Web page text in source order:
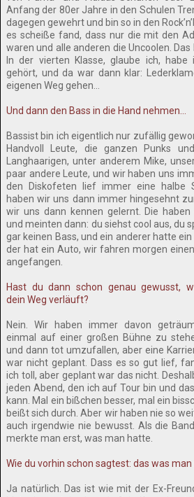
Anfang der 80er Jahre in den Schulen
dagegen gewehrt und bin so in den
es scheiße fand, dass nur die mit den
waren und alle anderen die Uncoolen.
In der vierten Klasse, glaube ich, habe
gehört, und da war dann klar:
eigenen Weg gehen…
Und dann den Bass in die Hand nehmen…
Bassist bin ich eigentlich nur zufällig
Handvoll Leute, die ganzen Punks
Langhaarigen, unter anderem Mike,
paar andere Leute, und wir haben uns
den Diskofeten lief immer eine halbe
haben wir uns dann immer hingesehnt
wir uns dann kennen gelernt. Die
und meinten dann: du siehst cool aus, du
gar keinen Bass, und ein anderer hatte
der hat ein Auto, wir fahren morgen
angefangen.
Hast du dann schon genau gewusst,
dein Weg verläuft?
Nein. Wir haben immer davon
einmal auf einer großen Bühne zu
und dann tot umzufallen, aber eine
war nicht geplant. Dass es so gut lief,
ich toll, aber geplant war das nicht.
jeden Abend, den ich auf Tour bin und
kann. Mal ein bißchen besser, mal ein
beißt sich durch. Aber wir haben nie so
auch irgendwie nie bewusst. Als die
merkte man erst, was man hatte.
Wie du vorhin schon sagtest: das was man
Ja natürlich. Das ist wie mit der Ex-